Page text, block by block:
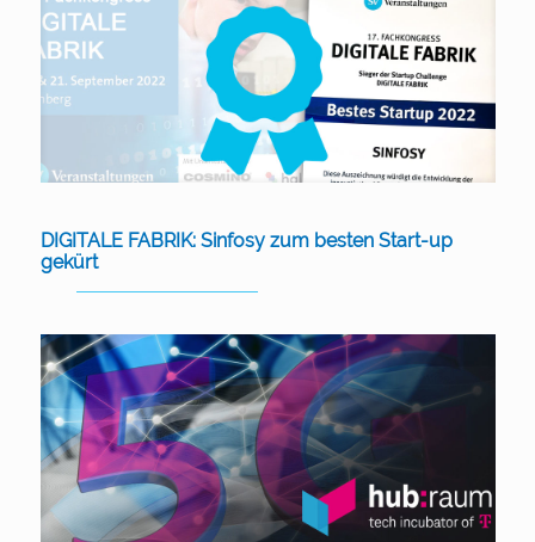
DIGITALE FABRIK: Sinfosy zum besten Start-up
gekürt